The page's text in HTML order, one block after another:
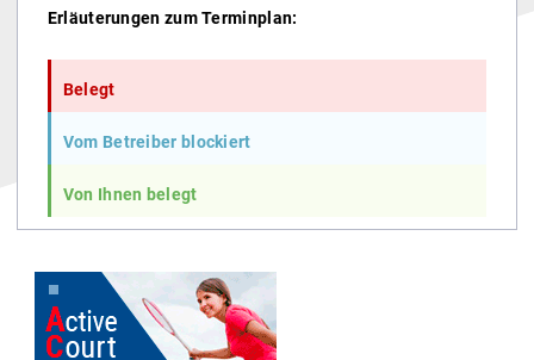
Erläuterungen zum Terminplan:
Belegt
Vom Betreiber blockiert
Von Ihnen belegt